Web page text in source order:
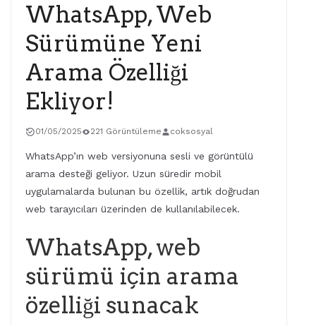
WhatsApp, Web
Sürümüne Yeni
Arama Özelliği
Ekliyor!
01/05/2025 221 Görüntüleme coksosyal
WhatsApp’ın web versiyonuna sesli ve görüntülü
arama desteği geliyor. Uzun süredir mobil
uygulamalarda bulunan bu özellik, artık doğrudan
web tarayıcıları üzerinden de kullanılabilecek.
WhatsApp, web
sürümü için arama
özelliği sunacak